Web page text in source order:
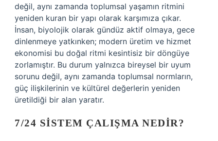
değil, aynı zamanda toplumsal yaşamın ritmini
yeniden kuran bir yapı olarak karşımıza çıkar.
İnsan, biyolojik olarak gündüz aktif olmaya, gece
dinlenmeye yatkınken; modern üretim ve hizmet
ekonomisi bu doğal ritmi kesintisiz bir döngüye
zorlamıştır. Bu durum yalnızca bireysel bir uyum
sorunu değil, aynı zamanda toplumsal normların,
güç ilişkilerinin ve kültürel değerlerin yeniden
üretildiği bir alan yaratır.
7/24 SISTEM ÇALIŞMA NEDIR?